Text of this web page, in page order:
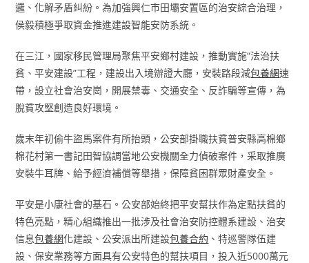
邏、化解矛盾糾紛。為加強興仁市田壩安置區的治安綜合治理，
侯毅積極爭取資金推進建設智能安防系統。
在三江，國家移民管理局聚焦平安鄉村建設，推動實施“法治扶
貧、平安建設”工程，建設出入境辦證大廳，安裝路段減包養網速
帶，設立社會治安崗，開展禁毒、交通安全、反詐騙等宣傳，為
脫貧攻堅創造良好環境。
歲末年初偷牛盜馬案件有所抬頭，公安部掛職扶貧普安縣高棉鄉
棉花村第一書記田智協調當地公安機關全力偵破案件，采取推廣
安裝牛耳牌、給予經濟補償等舉措，保障貧困群眾財產安全。
平安是小康社會的基石。公安部始終把平安幫扶作為定點扶貧的
特色亮點，精心組織推出一批涉及社會治安防控體系建設、治安
信息包養網化建設、公安派出所建設包養合約 、特巡警隊伍建
設、保安業務等方面具有公安特色的幫扶項目，投入近5000萬元